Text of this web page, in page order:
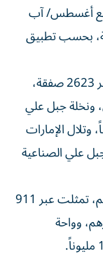
أغسطس/ آب
درهم، جراء 3700 صفقة، بحسب تطبيق
وبلغت المبيعات 5.8 مليار درهم، نتجت عبر 2623 صفقة،
المطار 407 ملايين، ونخلة جبل علي
تان جبل علي 212 مليوناً، وتلال الإمارات
133 مليوناً، وجبل علي الصناعية
وعلى صعيد الرهون، سجلت 5 مليارات درهم، تمثلت عبر 911
1.7 مليار درهم، وواحة